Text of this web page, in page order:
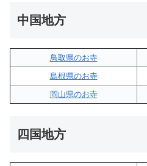
中国地方
鳥取県のお寺
島根県のお寺
岡山県のお寺
四国地方